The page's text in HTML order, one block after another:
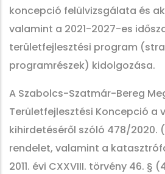
koncepció felülvizsgálata és
valamint a 2021-2027-es
területfejlesztési program
programrészek) kidolgozása.
A Szabolcs-Szatmár-Bereg
Területfejlesztési Koncepció a
kihirdetéséről szóló 478/2020.
rendelet, valamint a
2011. évi CXXVIII. törvény 46. §